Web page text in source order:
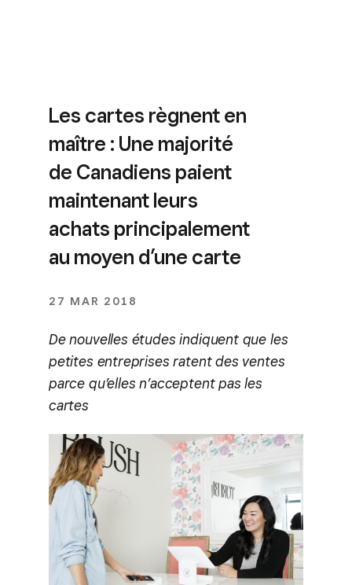
Les cartes règnent en
maître : Une majorité
de Canadiens paient
maintenant leurs
achats principalement
au moyen d’une carte
27 MAR 2018
De nouvelles études indiquent que les
petites entreprises ratent des ventes
parce qu’elles n’acceptent pas les
cartes